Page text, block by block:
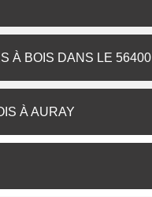
À BOIS DANS LE 56400
À AURAY